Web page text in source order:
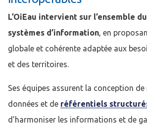
L’OiEau intervient sur l’ensemble
systèmes d’information, en
globale et cohérente adaptée aux
et des territoires.
Ses équipes assurent la conception
données et de référentiels
d’harmoniser les informations et de